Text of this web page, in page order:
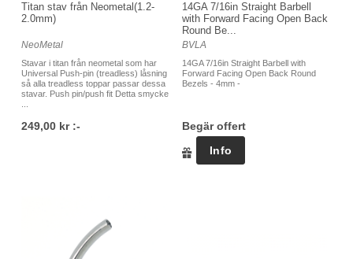
Titan stav från Neometal(1.2-
2.0mm)
NeoMetal
Stavar i titan från neometal som har
Universal Push-pin (treadless) låsning
så alla treadless toppar passar dessa
stavar. Push pin/push fit Detta smycke
249,00 kr :-
14GA 7/16in Straight Barbell
with Forward Facing Open Back
Round Be...
BVLA
14GA 7/16in Straight Barbell with
Forward Facing Open Back Round
Bezels - 4mm -
Begär offert